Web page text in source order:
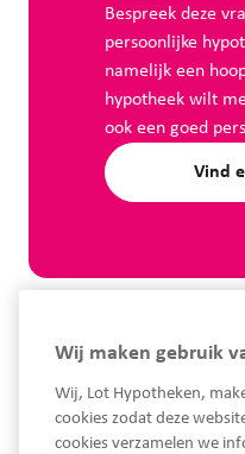
Bespreek deze
persoonlijke
namelijk een
hypotheek wilt
ook een goed
Vind
Wij maken gebruik
Wij, Lot Hypotheken,
cookies zodat deze
cookies verzamelen we